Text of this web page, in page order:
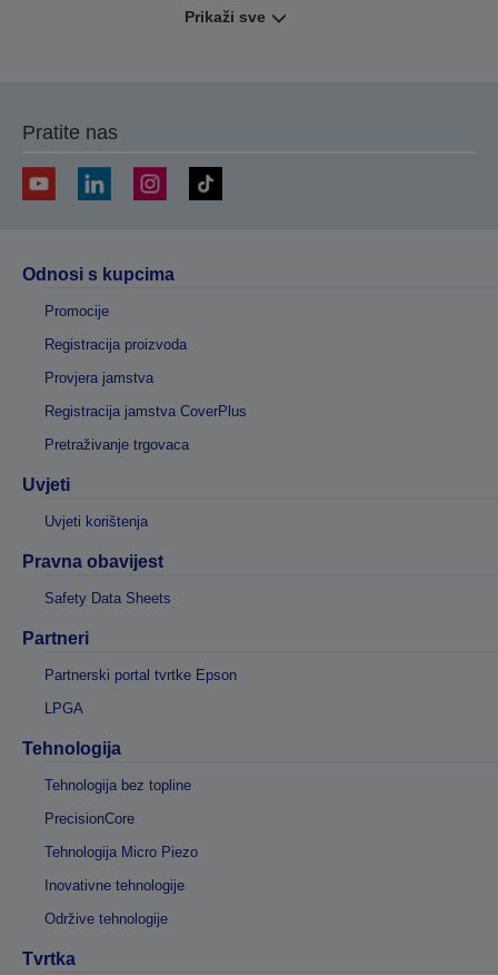
Prikaži sve
Pratite nas
Odnosi s kupcima
Promocije
Registracija proizvoda
Provjera jamstva
Registracija jamstva CoverPlus
Pretraživanje trgovaca
Uvjeti
Uvjeti korištenja
Pravna obavijest
Safety Data Sheets
Partneri
Partnerski portal tvrtke Epson
LPGA
Tehnologija
Tehnologija bez topline
PrecisionCore
Tehnologija Micro Piezo
Inovativne tehnologije
Održive tehnologije
Tvrtka